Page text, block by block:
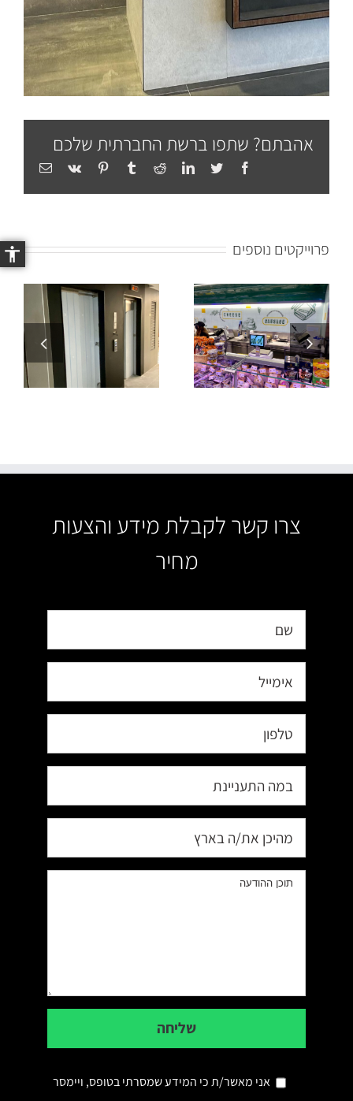
אהבתם? שתפו ברשת החברתית שלכם
Facebook
Twitter
LinkedIn
Reddit
Tumblr
Pinterest
Vk
Email
פרוייקטים נוספים
לובי פרוייקט
הכנסת
בגבעתיים.
קבלן ג.נ
פרוייקטים
טיב טעם סניף
המסגר
צרו קשר לקבלת מידע והצעות
מחיר
אני מאשר/ת כי המידע שמסרתי בטופס, ויימסר